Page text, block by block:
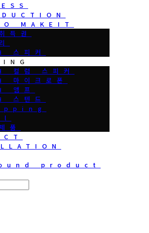
MAKEIT
득권
스피커
컬럼 스피커
마이크로폰
앰프
스텐드
품
product